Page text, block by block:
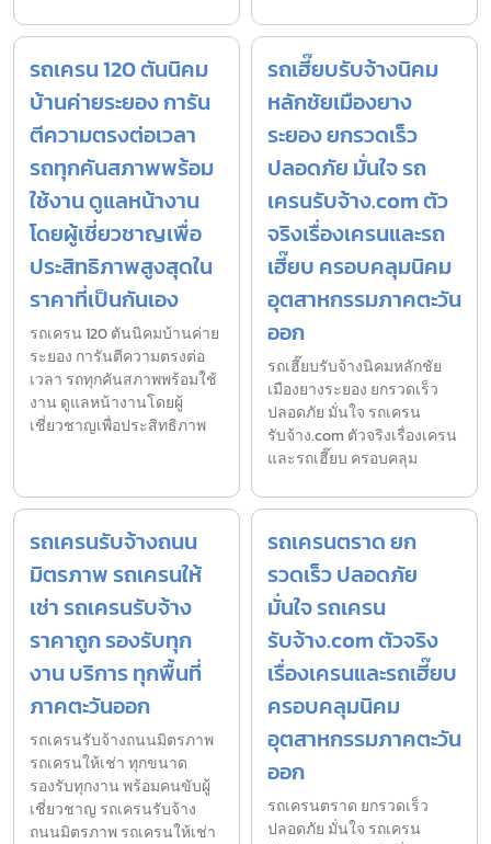
รถเครน 120 ตันนิคม
บ้านค่ายระยอง การัน
ตีความตรงต่อเวลา
รถทุกคันสภาพพร้อม
ใช้งาน ดูแลหน้างาน
โดยผู้เชี่ยวชาญเพื่อ
ประสิทธิภาพสูงสุดใน
ราคาที่เป็นกันเอง
รถเครน 120 ตันนิคมบ้านค่าย
ระยอง การันตีความตรงต่อ
เวลา รถทุกคันสภาพพร้อมใช้
งาน ดูแลหน้างานโดยผู้
เชี่ยวชาญเพื่อประสิทธิภาพ
รถเฮี๊ยบรับจ้างนิคม
หลักชัยเมืองยาง
ระยอง ยกรวดเร็ว
ปลอดภัย มั่นใจ รถ
เครนรับจ้าง.com ตัว
จริงเรื่องเครนและรถ
เฮี๊ยบ ครอบคลุมนิคม
อุตสาหกรรมภาคตะวัน
ออก
รถเฮี๊ยบรับจ้างนิคมหลักชัย
เมืองยางระยอง ยกรวดเร็ว
ปลอดภัย มั่นใจ รถเครน
รับจ้าง.com ตัวจริงเรื่องเครน
และรถเฮี๊ยบ ครอบคลุม
รถเครนรับจ้างถนน
มิตรภาพ รถเครนให้
เช่า รถเครนรับจ้าง
ราคาถูก รองรับทุก
งาน บริการ ทุกพื้นที่
ภาคตะวันออก
รถเครนรับจ้างถนนมิตรภาพ
รถเครนให้เช่า ทุกขนาด
รองรับทุกงาน พร้อมคนขับผู้
เชี่ยวชาญ รถเครนรับจ้าง
ถนนมิตรภาพ รถเครนให้เช่า
รถเครนตราด ยก
รวดเร็ว ปลอดภัย
มั่นใจ รถเครน
รับจ้าง.com ตัวจริง
เรื่องเครนและรถเฮี๊ยบ
ครอบคลุมนิคม
อุตสาหกรรมภาคตะวัน
ออก
รถเครนตราด ยกรวดเร็ว
ปลอดภัย มั่นใจ รถเครน